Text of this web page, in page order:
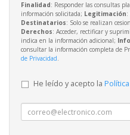
Finalidad: Responder las consultas
información solicitada; Legitimación:
Destinatarios: Solo se realizan
Derechos: Acceder, rectificar y
indica en la información adicional;
consultar la información completa de
de Privacidad.
He leído y acepto la